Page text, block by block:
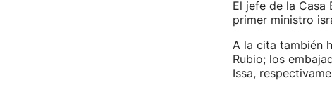
El jefe de la Casa
primer ministro
A la cita también
Rubio; los
Issa,